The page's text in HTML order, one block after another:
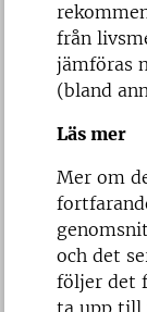
från
jämföras
(bland
Läs mer
Mer om
och det
följer det
ta upp till